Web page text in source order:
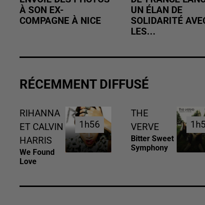
À SON EX-
COMPAGNE À NICE
UN ÉLAN DE
SOLIDARITÉ
LES...
RÉCEMMENT DIFFUSÉ
RIHANNA
ET CALVIN
HARRIS
We Found
Love
1h56
1h56
THE
VERVE
Bitter Sweet
Symphony